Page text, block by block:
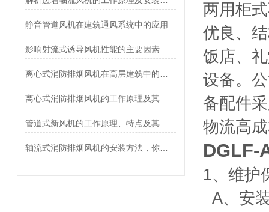
静音管道风机在建筑通风系统中的应用
影响射流式诱导风机性能的主要因素
两用柜
优良、
饭店、
设备。
备配件
物流高
DGLF-
1、维护
A、安